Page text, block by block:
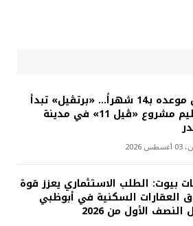
قبل موعده بـ14 شهراً... «برتڤيل» تبدأ
تسليم مشروع «ڤيل 11» في مدينة
2026
بيوت: الطلب الاستثماري يعزز قوة
العقارات السكنية في أبوظبي
النصف الأول من 2026